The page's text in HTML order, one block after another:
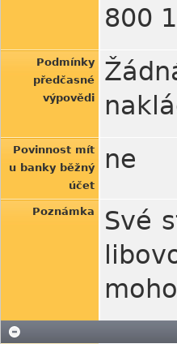
800
Podmínky
předčasné
výpovědi
Povinnost mít
u banky běžný
účet
ne
Poznámka
Své